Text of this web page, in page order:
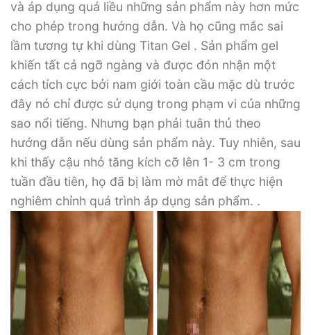
và áp dụng quá liều những sản phẩm này hơn mức
cho phép trong hướng dẫn. Và họ cũng mắc sai
lầm tương tự khi dùng Titan Gel . Sản phẩm gel
khiến tất cả ngỡ ngàng và được đón nhận một
cách tích cực bởi nam giới toàn cầu mặc dù trước
đây nó chỉ được sử dụng trong phạm vi của những
sao nổi tiếng. Nhưng bạn phải tuân thủ theo
hướng dẫn nếu dùng sản phẩm này. Tuy nhiên, sau
khi thấy cậu nhỏ tăng kích cỡ lên 1- 3 cm trong
tuần đầu tiên, họ đã bị làm mờ mắt để thực hiện
nghiêm chỉnh quá trình áp dụng sản phẩm. .